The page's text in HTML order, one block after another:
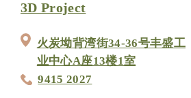
3D Project
火炭坳背湾街34-36号丰盛工
业中心A座13楼1室
9415 2027